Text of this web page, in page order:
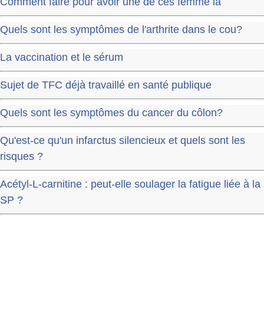
Quels sont les symptômes de l'arthrite dans le cou?
La vaccination et le sérum
Sujet de TFC déjà travaillé en santé publique
Quels sont les symptômes du cancer du côlon?
Qu'est-ce qu'un infarctus silencieux et quels sont les
risques ?
Acétyl-L-carnitine : peut-elle soulager la fatigue liée à la
SP ?